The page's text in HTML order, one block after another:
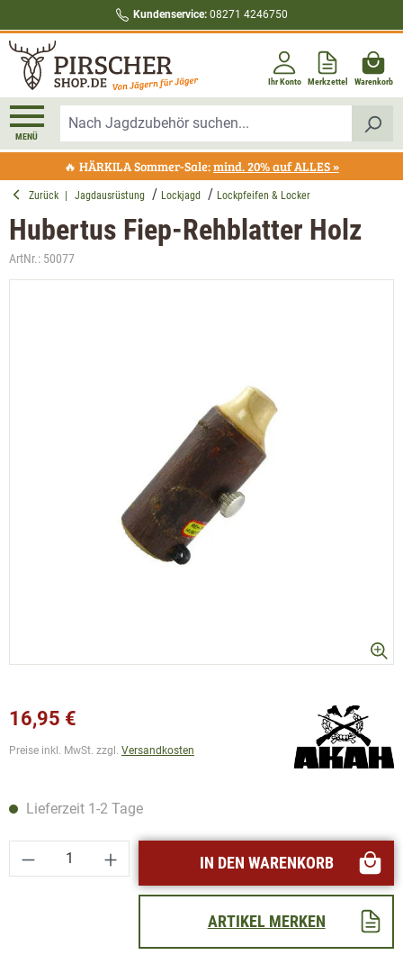
Kundenservice: 08271 4246750
Ihr Konto Merkzettel Warenkorb
MENÜ
🔥 HÄRKILA Sommer-Sale:mind. 20% auf ALLES »
Zurück Jagdausrüstung Lockjagd Lockpfeifen & Locker
Hubertus Fiep-Rehblatter Holz
ArtNr.: 50077
16,95 €
Preise inkl. MwSt. zzgl. Versandkosten
Lieferzeit 1-2 Tage
Produkt Anzahl: Gib den gewünschten
IN DEN WARENKORB
ARTIKEL MERKEN